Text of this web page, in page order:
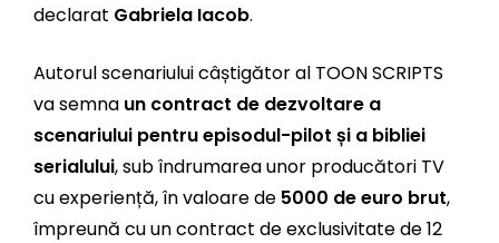
declarat Gabriela Iacob.
Autorul scenariului câștigător al TOON SCRIPTS
va semna un contract de dezvoltare a
scenariului pentru episodul-pilot și a bibliei
serialului, sub îndrumarea unor producători TV
cu experiență, în valoare de 5000 de euro brut,
împreună cu un contract de exclusivitate de 12